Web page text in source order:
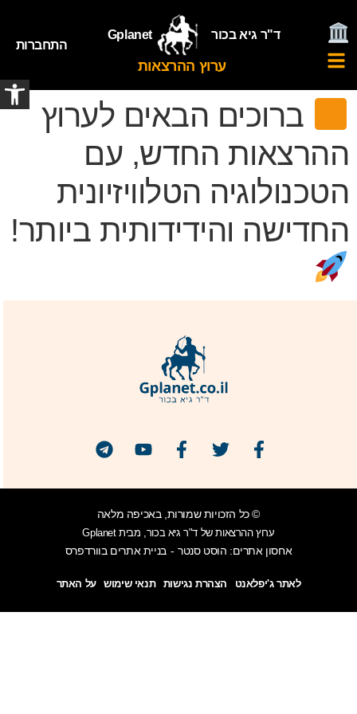
ד"ר גיא בכור Gplanet
ערוץ ההרצאות
התחברות
ברוכים הבאים לערוץ
ההרצאות החדש, עם
הטכנולוגיה הטלוויזיונית
החדישה והידידותית ביותר!
© כל הזכויות שמורות, באכיפה מלאה
ערוץ ההרצאות של ד"ר גיא בכור, מבית Gplanet
אחסון אתרים: הוסט סנטר - בניית אתרים בוורדפרס
לאתר ג'יפלאנט הצהרת נגישות תנאי שימוש על האתר